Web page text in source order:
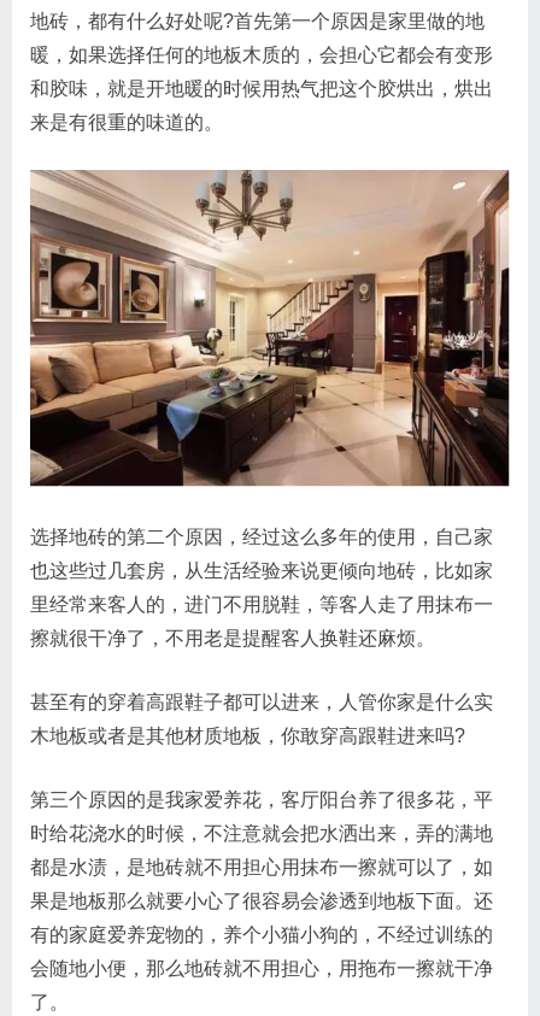
地砖，都有什么好处呢?首先第一个原因是家里做的地
暖，如果选择任何的地板木质的，会担心它都会有变形
和胶味，就是开地暖的时候用热气把这个胶烘出，烘出
来是有很重的味道的。
选择地砖的第二个原因，经过这么多年的使用，自己家
也这些过几套房，从生活经验来说更倾向地砖，比如家
里经常来客人的，进门不用脱鞋，等客人走了用抹布一
擦就很干净了，不用老是提醒客人换鞋还麻烦。
甚至有的穿着高跟鞋子都可以进来，人管你家是什么实
木地板或者是其他材质地板，你敢穿高跟鞋进来吗?
第三个原因的是我家爱养花，客厅阳台养了很多花，平
时给花浇水的时候，不注意就会把水洒出来，弄的满地
都是水渍，是地砖就不用担心用抹布一擦就可以了，如
果是地板那么就要小心了很容易会渗透到地板下面。还
有的家庭爱养宠物的，养个小猫小狗的，不经过训练的
会随地小便，那么地砖就不用担心，用拖布一擦就干净
了。